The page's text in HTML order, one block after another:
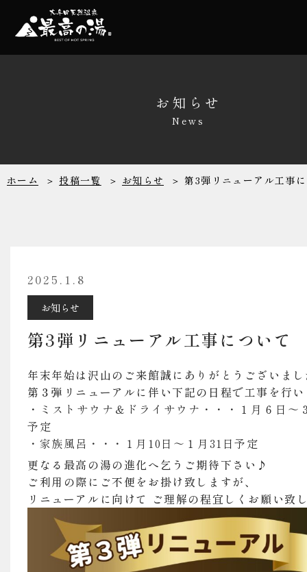
レストラン
宿泊予約はこちら
ホーム 投稿一覧 お知らせ 第3弾リニューアル工事
お知らせ
News
2025.1.8
お知らせ
第3弾リニューアル工事について
年末年始は沢山のご来館誠にありがとうございま
第３弾リニューアルに伴い下記の日程で工事を行
・ミストサウナ＆ドライサウナ・・・１月６日～
予定
・家族風呂・・・１月10日～１月31日予定
更なる最高の湯の進化へ乞うご期待下さい♪
ご利用の際にご不便をお掛け致しますが、
リニューアルに向けて ご理解の程宜しくお願い致